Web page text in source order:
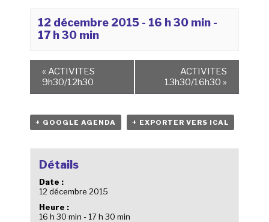
12 décembre 2015 - 16 h 30 min -
17 h 30 min
« ACTIVITES
9h30/12h30
ACTIVITES
13h30/16h30 »
+ GOOGLE AGENDA + EXPORTER VERS ICAL
Détails
Date :
12 décembre 2015
Heure :
16 h 30 min - 17 h 30 min